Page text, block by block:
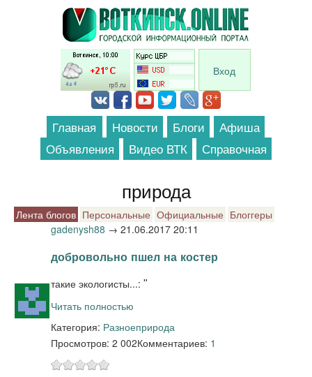
Перейти к основному содержанию
Вход
Главная Новости Блоги
Афиша
Объявления
Видео ВТК Справочная
природа
Лента блогов Персональные Официальные Блоггеры
gadenysh88 → 21.06.2017 20:11
добровольно пшел на костер
такие экологисты...: "
Читать полностью
Категория: Разноеприрода
Просмотров: 2 002Комментариев: 1